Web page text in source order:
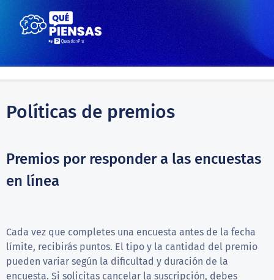
Políticas de premios
Premios por responder a las encuestas
en línea
Cada vez que completes una encuesta antes de la fecha
límite, recibirás puntos. El tipo y la cantidad del premio
pueden variar según la dificultad y duración de la
encuesta. Si solicitas cancelar la suscripción, debes